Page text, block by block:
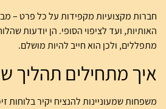
חברות מקצועיות מקפידות על כל פרט –
האותיות, ועד לציפוי הסופי. הן יודעות
מתפללים, ולכן הוא חייב להיות מושלם.
איך מתחילים תהליך
משפחות שמעוניינות להנציח יקיר בלוחות